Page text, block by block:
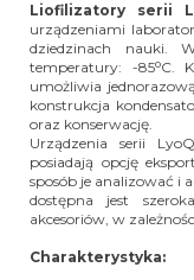
Liofilizatory serii
urządzeniami
dziedzinach nauki.
temperatury: -85oC.
umożliwia
konstrukcja
oraz konserwację.
Urządzenia serii
posiadają opcję
sposób je analizować i
dostępna jest
akcesoriów, w
Charakterystyka: